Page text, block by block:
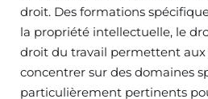
droit. Des formations
la propriété intellectuelle, le
droit du travail permettent aux
concentrer sur des domaines
particulièrement pertinents